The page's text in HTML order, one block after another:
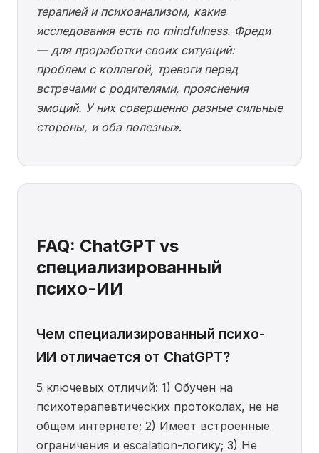
терапией и психоанализом, какие
исследования есть по mindfulness. Фреди
— для проработки своих ситуаций:
проблем с коллегой, тревоги перед
встречами с родителями, прояснения
эмоций. У них совершенно разные сильные
стороны, и оба полезны».
FAQ: ChatGPT vs
специализированный
психо-ИИ
Чем специализированный психо-
ИИ отличается от ChatGPT?
5 ключевых отличий: 1) Обучен на
психотерапевтических протоколах, не на
общем интернете; 2) Имеет встроенные
ограничения и escalation-логику; 3) Не